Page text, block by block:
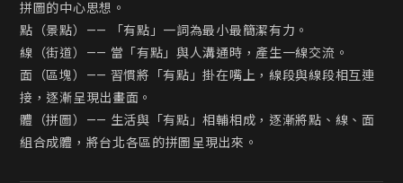
拼圖的中心思想。
點（景點）—— 「有點」一詞為最小最簡潔有力。
線（街道）—— 當「有點」與人溝通時，產生一線交流。
面（區塊）—— 習慣將「有點」掛在嘴上，線段與線段相互連
接，逐漸呈現出畫面。
體（拼圖）—— 生活與「有點」相輔相成，逐漸將點、線、面
組合成體，將台北各區的拼圖呈現出來。